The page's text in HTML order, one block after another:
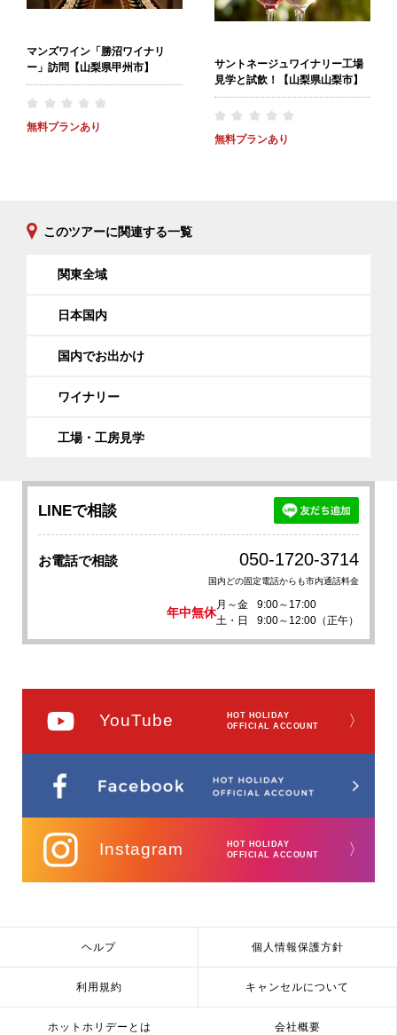
マンズワイン「勝沼ワイナリ
ー」訪問【山梨県甲州市】
無料プランあり
サントネージュワイナリー工場
見学と試飲！【山梨県山梨市】
無料プランあり
このツアーに関連する一覧
関東全域
日本国内
国内でお出かけ
ワイナリー
工場・工房見学
LINEで相談
お電話で相談 050-1720-3714
国内どの固定電話からも市内通話料金
年中無休
月～金
9:00～17:00
土・日
9:00～12:00（正午）
YouTube
HOT HOLIDAY
OFFICIAL ACCOUNT
〉
Instagram
HOT HOLIDAY
OFFICIAL ACCOUNT
〉
ヘルプ 個人情報保護方針
利用規約 キャンセルについて
ホットホリデーとは 会社概要